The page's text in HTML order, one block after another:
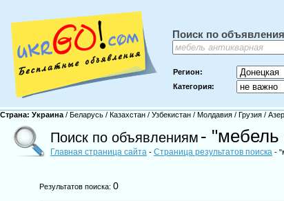
Поиск по
Регион:
Категория:
Страна: Украина / Беларусь / Казахстан / Узбекистан / Молдавия / Грузия /
Поиск по объявлениям - "мебель
Главная страница сайта - Страница результатов поиска -
Результатов поиска:0